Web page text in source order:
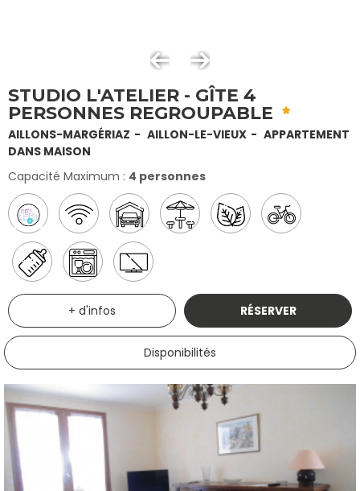
STUDIO L'ATELIER - GÎTE 4
PERSONNES REGROUPABLE
AILLONS-MARGÉRIAZ AILLON-LE-VIEUX
APPARTEMENT
DANS MAISON
Capacité Maximum : 4 personnes
+ d'infos RÉSERVER
Disponibilités